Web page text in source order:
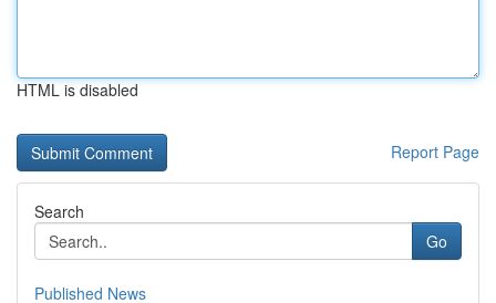
HTML is disabled
Report Page
Search
Go
Published News